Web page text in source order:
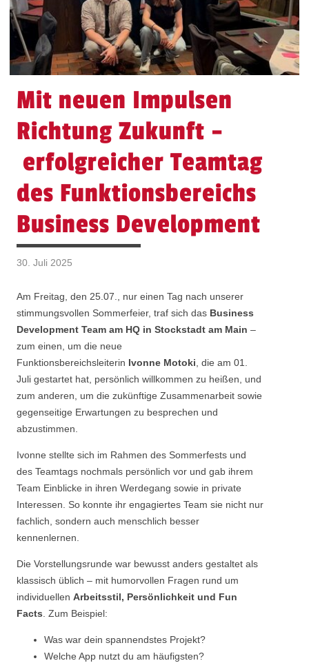
Mit neuen Impulsen
Richtung Zukunft –
erfolgreicher Teamtag
des Funktionsbereichs
Business Development
30. Juli 2025
Am Freitag, den 25.07., nur einen Tag nach unserer
stimmungsvollen Sommerfeier, traf sich das Business
Development Teamam HQ in Stockstadt am Main –
zum einen, um die neue
Funktionsbereichsleiterin Ivonne Motoki , die am 01.
Juli gestartet hat, persönlich willkommen zu heißen, und
zum anderen, um die zukünftige Zusammenarbeit sowie
gegenseitige Erwartungen zu besprechen und
abzustimmen.
Ivonne stellte sich im Rahmen des Sommerfests und
des Teamtags nochmals persönlich vor und gab ihrem
Team Einblicke in ihren Werdegang sowie in private
Interessen. So konnte ihr engagiertes Team sie nicht nur
fachlich, sondern auch menschlich besser
kennenlernen.
Die Vorstellungsrunde war bewusst anders gestaltet als
klassisch üblich – mit humorvollen Fragen rund um
individuellenArbeitsstil, Persönlichkeit und Fun
Facts . Zum Beispiel:
Was war dein spannendstes Projekt?
Welche App nutzt du am häufigsten?